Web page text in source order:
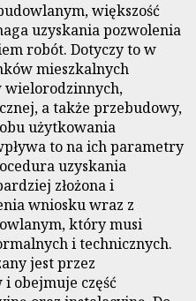
większość
uzyskania pozwolenia
robót. Dotyczy to w
mieszkalnych
wielorodzinnych,
a także przebudowy,
użytkowania
to na ich parametry
uzyskania
złożona i
wniosku wraz z
który musi
i technicznych.
jest przez
obejmuje część